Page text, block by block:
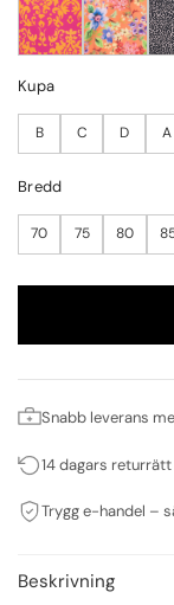
Kupa
B C D A
Bredd
70 75 80
Snabb leverans
14 dagars
Trygg e-handel –
Beskrivning